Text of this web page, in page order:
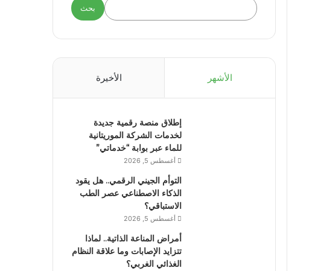
بحث
الأشهر الأخيرة
إطلاق منصة رقمية جديدة
لخدمات الشركة الموريتانية
للماء عبر بوابة “خدماتي”
أغسطس 5, 2026
التوأم الجيني الرقمي.. هل يقود
الذكاء الاصطناعي عصر الطب
الاستباقي؟
أغسطس 5, 2026
أمراض المناعة الذاتية.. لماذا
تتزايد الإصابات وما علاقة النظام
الغذائي الغربي؟